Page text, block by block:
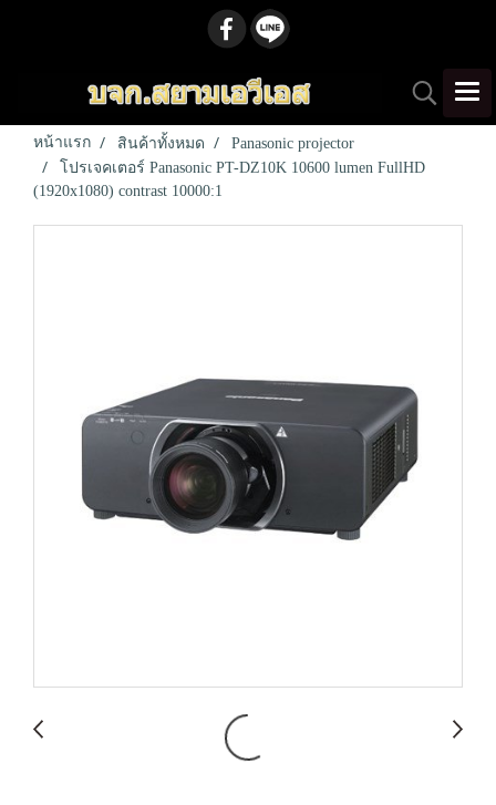
หน้าแรก สินค้าทั้งหมด
Panasonic projector
โปรเจคเตอร์ Panasonic PT-DZ10K 10600 lumen FullHD
(1920x1080) contrast 10000:1